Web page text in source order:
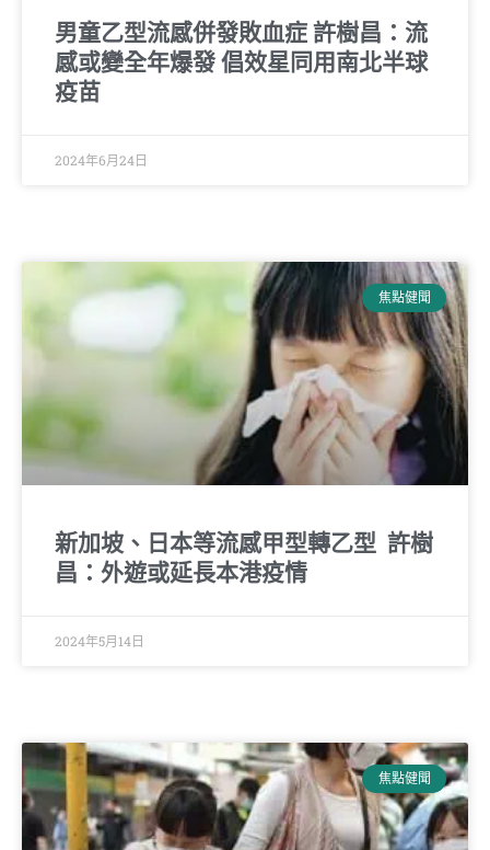
男童乙型流感併發敗血症 許樹昌：流
感或變全年爆發 倡效星同用南北半球
疫苗
2024年6月24日
焦點健聞
新加坡、日本等流感甲型轉乙型 許樹
昌：外遊或延長本港疫情
2024年5月14日
焦點健聞